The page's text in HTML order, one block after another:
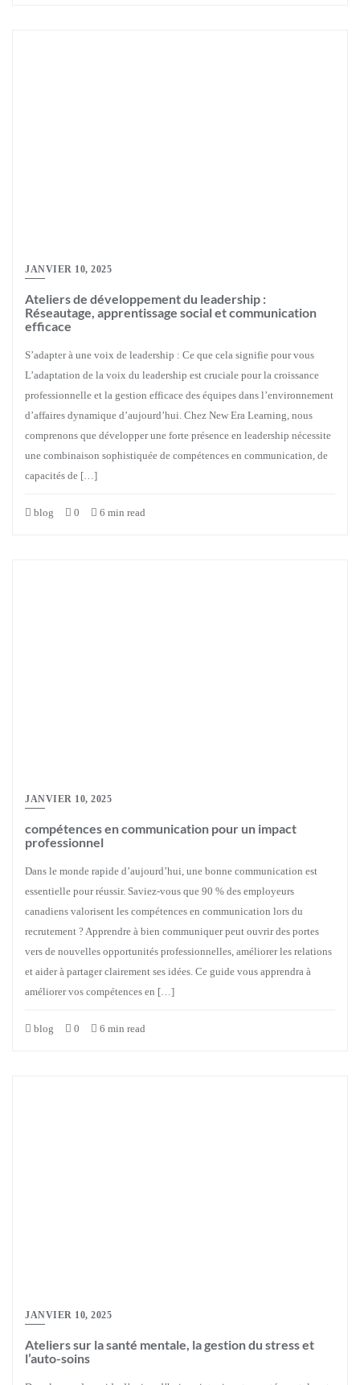
JANVIER 10, 2025
Ateliers de développement du leadership :
Réseautage, apprentissage social et communication
efficace
S’adapter à une voix de leadership : Ce que cela signifie pour vous
L’adaptation de la voix du leadership est cruciale pour la croissance
professionnelle et la gestion efficace des équipes dans l’environnement
d’affaires dynamique d’aujourd’hui. Chez New Era Learning, nous
comprenons que développer une forte présence en leadership nécessite
une combinaison sophistiquée de compétences en communication, de
capacités de […]
blog 0 6 min read
JANVIER 10, 2025
compétences en communication pour un impact
professionnel
Dans le monde rapide d’aujourd’hui, une bonne communication est
essentielle pour réussir. Saviez-vous que 90 % des employeurs
canadiens valorisent les compétences en communication lors du
recrutement ? Apprendre à bien communiquer peut ouvrir des portes
vers de nouvelles opportunités professionnelles, améliorer les relations
et aider à partager clairement ses idées. Ce guide vous apprendra à
améliorer vos compétences en […]
blog 0 6 min read
JANVIER 10, 2025
Ateliers sur la santé mentale, la gestion du stress et
l’auto-soins